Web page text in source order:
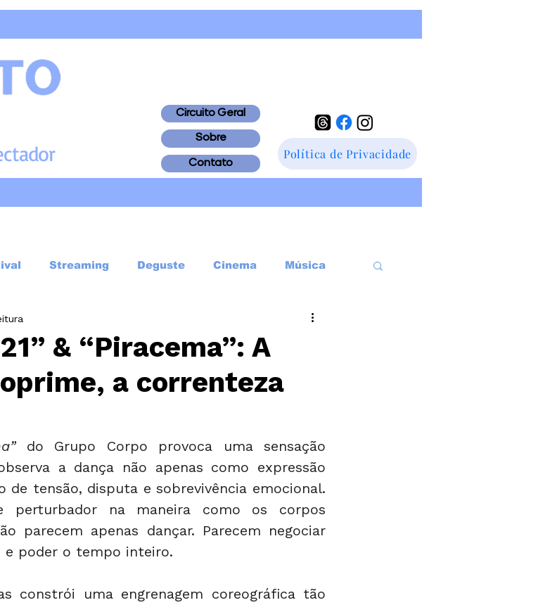
Circuito Geral
Sobre
Contato
Política de Privacidade
Streaming Deguste Cinema Música
& “Piracema”: A
a correnteza
do Grupo Corpo provoca uma sensação
a dança não apenas como expressão
tensão, disputa e sobrevivência emocional.
perturbador na maneira como os corpos
parecem apenas dançar. Parecem negociar
e poder o tempo inteiro.
constrói uma engrenagem coreográfica tão